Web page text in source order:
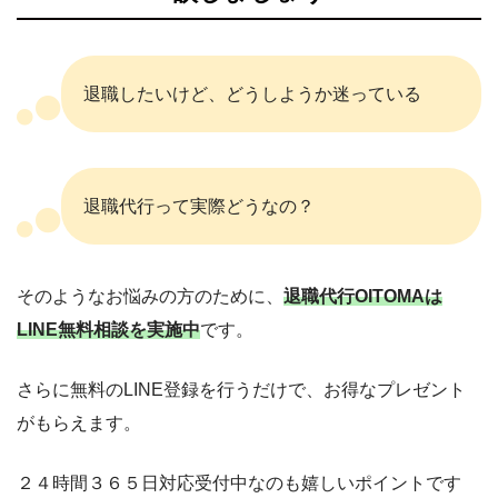
退職したいけど、どうしようか迷っている
退職代行って実際どうなの？
そのようなお悩みの方のために、 退職代行OITOMAは
LINE無料相談を実施中です。
さらに無料のLINE登録を行うだけで、お得なプレゼント
がもらえます。
２４時間３６５日対応受付中なのも嬉しいポイントです